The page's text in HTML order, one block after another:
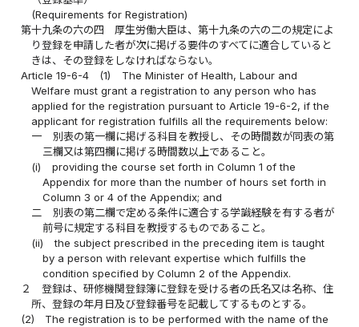
(Requirements for Registration)
第十九条の六の四
厚生労働大臣は、第十九条の六の二の規定によ
り登録を申請した者が次に掲げる要件のすべてに適合していると
きは、その登録をしなければならない。
Article 19-6-4
(1)
The Minister of Health, Labour and
Welfare must grant a registration to any person who has
applied for the registration pursuant to Article 19-6-2, if the
applicant for registration fulfills all the requirements below:
一
別表の第一欄に掲げる科目を教授し、その時間数が同表の第
三欄又は第四欄に掲げる時間数以上であること。
(i)
providing the course set forth in Column 1 of the
Appendix for more than the number of hours set forth in
Column 3 or 4 of the Appendix; and
二
別表の第二欄で定める条件に適合する学識経験を有する者が
前号に規定する科目を教授するものであること。
(ii)
the subject prescribed in the preceding item is taught
by a person with relevant expertise which fulfills the
condition specified by Column 2 of the Appendix.
２
登録は、研修機関登録簿に登録を受ける者の氏名又は名称、住
所、登録の年月日及び登録番号を記載してするものとする。
(2)
The registration is to be performed with the name of the